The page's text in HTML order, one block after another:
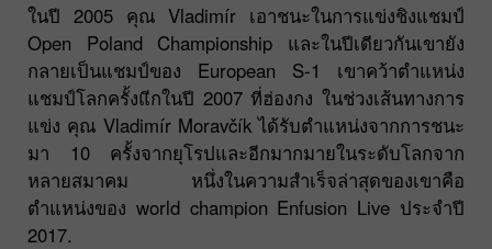
ในปี 2005 คุณ Vladimír เอาชนะในการแข่งชิงแชมป์
Open Poland Championship และในปีเดียวกันเขายัง
กลายเป็นแชมป์ของ European S-1 เขาคว้าตำแหน่ง
แชมป์โลกครั้งแีกในปี 2007 ที่ฮ่องกง ในช่วงเส้นทางการ
แข่ง คุณ Vladimír Moravčík ได้รับตำแหน่งจากการชนะ
มา 10 ครั้งจากยุโรปและอีกมากมายในระดับโลกจาก
หลายสมาคม หนึ่งในความสำเร็จล่าสุดของเขาคือ
ตำแหน่งของ world champion Enfusion Live ประจำปี
2017.